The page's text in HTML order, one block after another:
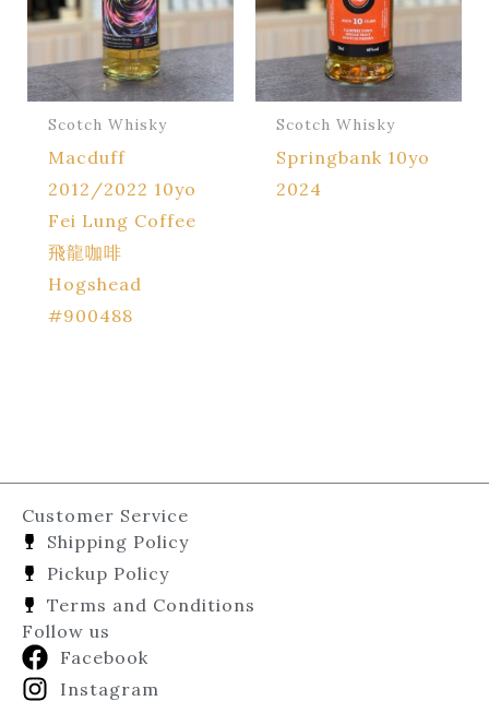
Scotch Whisky
Macduff
2012/2022 10yo
Fei Lung Coffee
飛龍咖啡
Hogshead
#900488
Scotch Whisky
Springbank 10yo
2024
Customer Service
Shipping Policy
Pickup Policy
Terms and Conditions
Follow us
Facebook
Instagram